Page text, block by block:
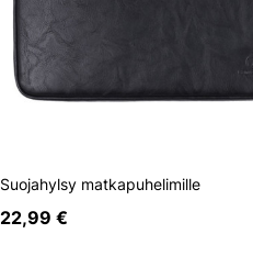
Suojahylsy matkapuhelimille
22,99 €